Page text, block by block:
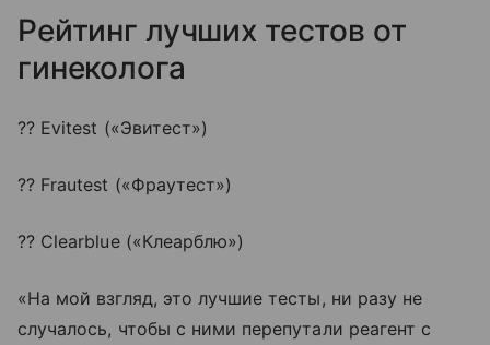
Рейтинг лучших тестов от
гинеколога
?? Evitest («Эвитест»)
?? Frautest («Фраутест»)
?? Clearblue («Клеарблю»)
«На мой взгляд, это лучшие тесты, ни разу не
случалось, чтобы с ними перепутали реагент с